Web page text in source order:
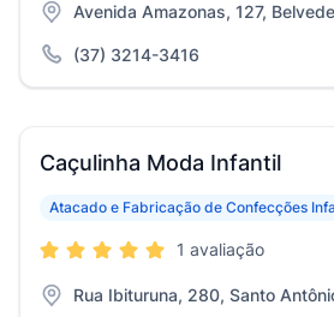
Avenida Amazonas, 127,
(37) 3214-3416
Caçulinha Moda Infantil
Atacado e Fabricação de Confecções
1 avaliação
Rua Ibituruna, 280, Santo